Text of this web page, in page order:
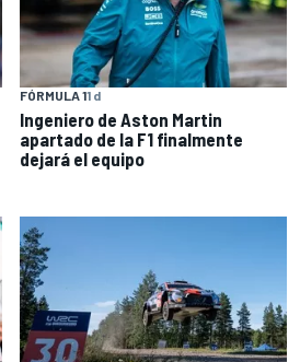
FÓRMULA 11 d
Ingeniero de Aston Martin
apartado de la F1 finalmente
dejará el equipo